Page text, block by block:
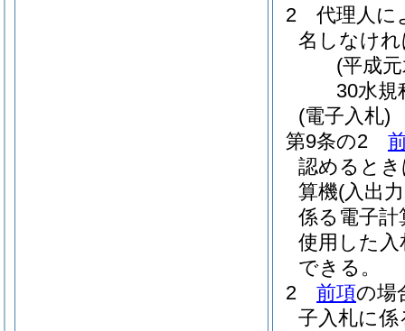
2
代理人に
名しなけ
(平成
30水規
(電子入札)
第9条の2
認めると
算機(入出
係る電子
使用した入
できる。
2
前項の場
子入札に